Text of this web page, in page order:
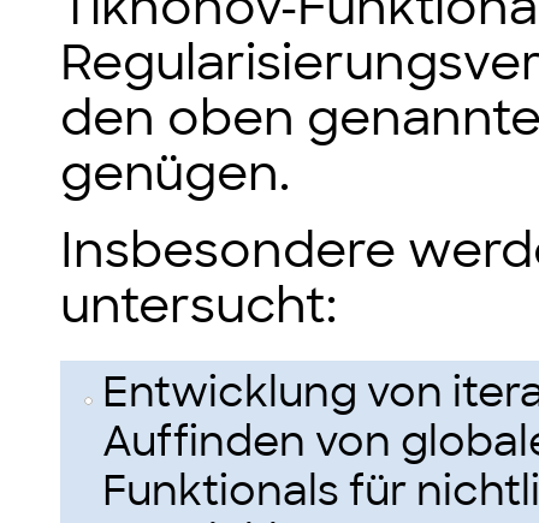
den oben
genügen.
Insbesondere
untersucht:
Entwicklung von
Auffinden von
Funktionals für